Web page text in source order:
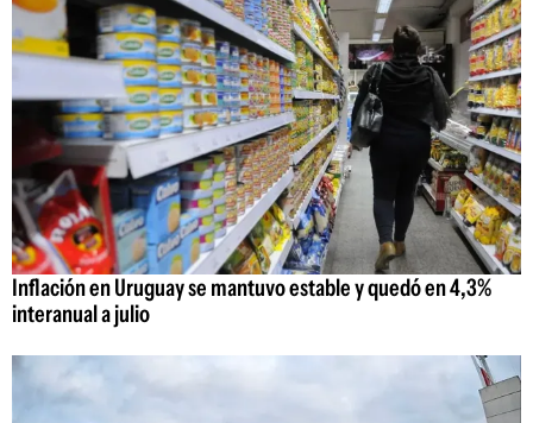
Inflación en Uruguay se mantuvo estable y quedó en 4,3%
interanual a julio